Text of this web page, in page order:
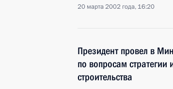
20 марта 2002 года, 16:20
Президент провел в
по вопросам стратегии
строительства